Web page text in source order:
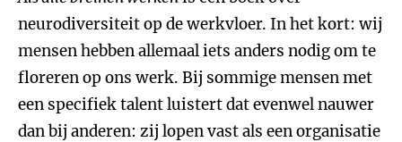
neurodiversiteit op de werkvloer. In het kort: wij
mensen hebben allemaal iets anders nodig om te
floreren op ons werk. Bij sommige mensen met
een specifiek talent luistert dat evenwel nauwer
dan bij anderen: zij lopen vast als een organisatie